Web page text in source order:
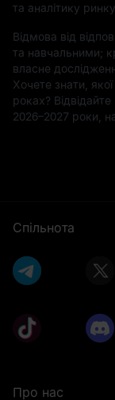
та аналітику
Відмова від
та навчальними;
власне
Хочете знати,
роках?
2026–2027 роки,
Спільнота
Про нас